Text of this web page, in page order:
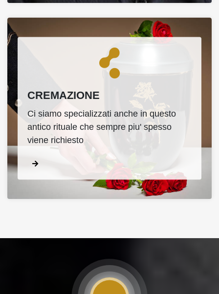
CREMAZIONE
Ci siamo specializzati anche in questo
antico rituale che sempre piu' spesso
viene richiesto